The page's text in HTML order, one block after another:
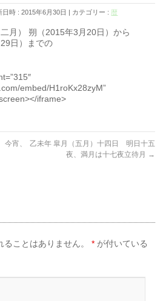
日時 : 2015年6月30日 カテゴリー : 暦
月） 朔（2015年3月20日）から
日）までの
embed/H1roKx28zyM”
iframe>
宵、
乙未年 皐月（五月）十四日 明日十五
夜、満月は十七夜立待月 →
ことはありません。 * が付いている